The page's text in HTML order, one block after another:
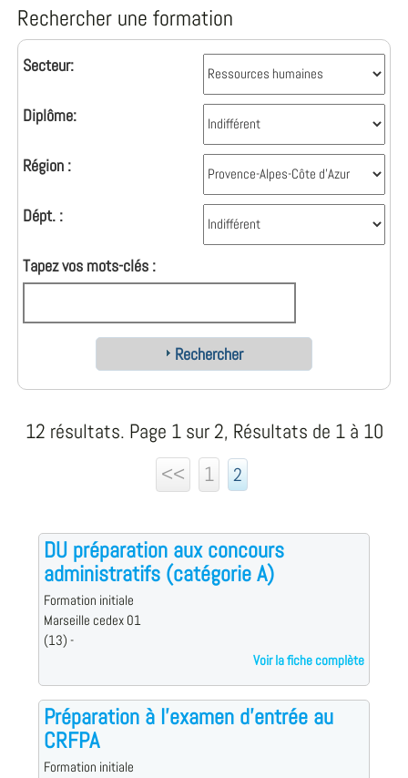
Rechercher une formation
Secteur:
Diplôme:
Région :
Dépt. :
Tapez vos mots-clés :
Rechercher
12 résultats. Page 1 sur 2, Résultats de 1 à 10
<<
1 2
DU préparation aux concours
administratifs (catégorie A)
Formation initiale
Marseille cedex 01
(13) -
Voir la fiche complète
Préparation à l'examen d'entrée au
CRFPA
Formation initiale